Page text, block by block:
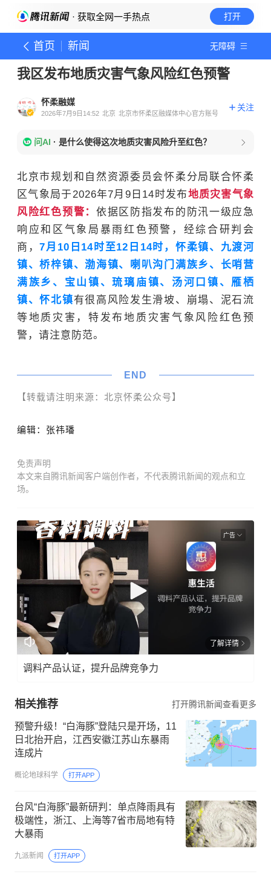
· 获取全网一手热点 打开
首页 新闻 无障碍
我区发布地质灾害气象风险红色预警
怀柔融媒
2026年7月9日14:52 北京 北京市怀柔区融媒体中心官方账号
关注
问AI · 是什么使得这次地质灾害风险升至红色？
北京市规划和自然资源委员会怀柔分局联合怀柔
区气象局于2026年7月9日14时发布地质灾害气象
风险红色预警 ： 依据区防指发布的防汛一级应急
响应和区气象局暴雨红色预警，经综合研判会
商，7月10日14时至12日14时，怀柔镇、九渡河
镇、桥梓镇、渤海镇、喇叭沟门满族乡、长哨营
满族乡、宝山镇、琉璃庙镇、汤河口镇、雁栖
镇、怀北镇有很高风险发生滑坡、崩塌、泥石流
等地质灾害，特发布地质灾害气象风险红色预
警，请注意防范。
END
【转载请注明来源：北京怀柔公众号】
编辑：张祎璠
免责声明
本文来自腾讯新闻客户端创作者，不代表腾讯新闻的观点和立
场。
广告
了解详情
调料产品认证，提升品牌竞争力
相关推荐 打开腾讯新闻查看更多
预警升级！“白海豚”登陆只是开场，11
日北抬开启，江西安徽江苏山东暴雨
连成片
概论地球科学 打开APP
台风“白海豚”最新研判：单点降雨具有
极端性，浙江、上海等7省市局地有特
大暴雨
九派新闻 打开APP